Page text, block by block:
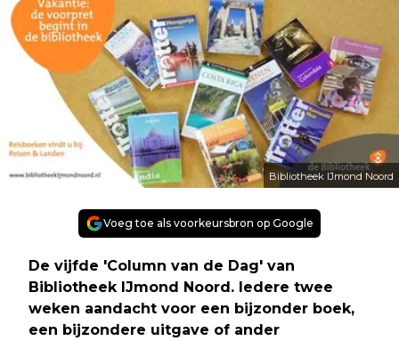
Bibliotheek IJmond Noord
Voeg toe als voorkeursbron op Google
De vijfde 'Column van de Dag' van
Bibliotheek IJmond Noord. Iedere twee
weken aandacht voor een bijzonder boek,
een bijzondere uitgave of ander